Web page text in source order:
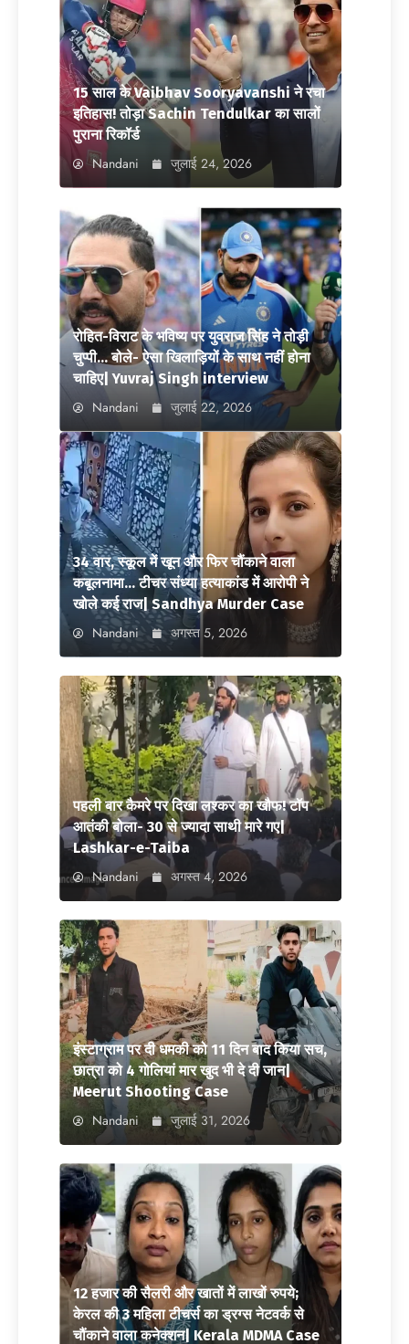
15 साल के Vaibhav Sooryavanshi ने रचा
इतिहास! तोड़ा Sachin Tendulkar का सालों
पुराना रिकॉर्ड
Nandani जुलाई 24, 2026
रोहित-विराट के भविष्य पर युवराज सिंह ने तोड़ी
चुप्पी… बोले- ऐसा खिलाड़ियों के साथ नहीं होना
चाहिए| Yuvraj Singh interview
Nandani जुलाई 22, 2026
34 वार, स्कूल में खून और फिर चौंकाने वाला
कबूलनामा… टीचर संध्या हत्याकांड में आरोपी ने
खोले कई राज| Sandhya Murder Case
Nandani अगस्त 5, 2026
पहली बार कैमरे पर दिखा लश्कर का खौफ! टॉप
आतंकी बोला- 30 से ज्यादा साथी मारे गए|
Lashkar-e-Taiba
Nandani अगस्त 4, 2026
इंस्टाग्राम पर दी धमकी को 11 दिन बाद किया सच,
छात्रा को 4 गोलियां मार खुद भी दे दी जान|
Meerut Shooting Case
Nandani जुलाई 31, 2026
12 हजार की सैलरी और खातों में लाखों रुपये;
केरल की 3 महिला टीचर्स का ड्रग्स नेटवर्क से
चौंकाने वाला कनेक्शन| Kerala MDMA Case